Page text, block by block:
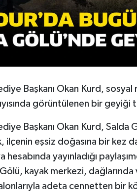
Başkanı Okan Kurd, sosyal
görüntülenen bir geyiği
Başkanı Okan Kurd, Salda
ilçenin eşsiz doğasına bir kez
hesabında yayınladığı
Gölü, kayak merkezi,
adeta cennetten bir